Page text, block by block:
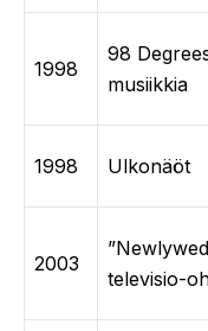
1998
98
musiikkia
1998 Ulkonäöt
2003
televisio-